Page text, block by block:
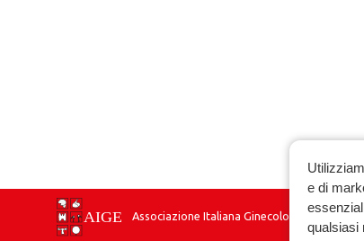
Associazione Italiana Ginecologia
e di
qualsiasi